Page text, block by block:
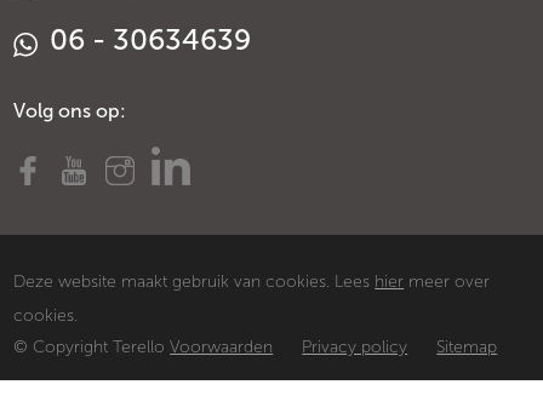
06 - 30634639
Volg ons op:
Deze website maakt gebruik van cookies. Lees hier meer over
cookies.
© Copyright TerelloVoorwaarden Privacy policy Sitemap